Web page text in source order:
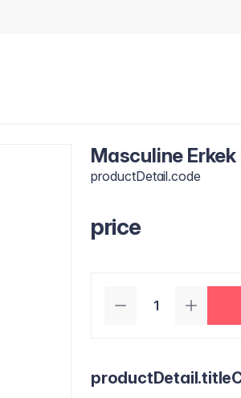
Masculine
productDetail.code
price